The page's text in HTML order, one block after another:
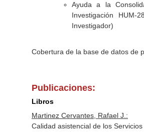
Ayuda a la
Investigación HUM-
Investigador)
Cobertura de la base de datos de
Publicaciones:
Libros
Martinez Cervantes, Rafael J.:
Calidad asistencial de los